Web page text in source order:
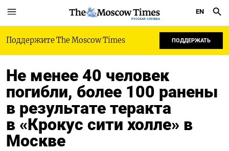
РУССКАЯ СЛУЖБА
EN
Поддержите The Moscow Times ПОДДЕРЖАТЬ
Не менее 40 человек
погибли, более 100 ранены
в результате теракта
в «Крокус сити холле» в
Москве